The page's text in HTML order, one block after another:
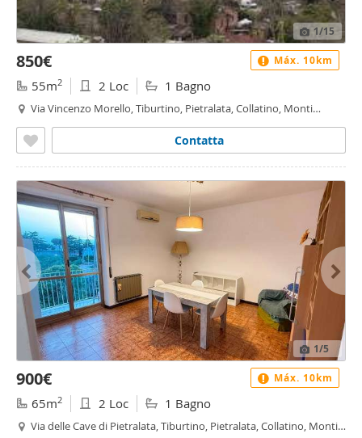
1/15
850€
55m2 2 Loc 1 Bagno
Via Vincenzo Morello, Tiburtino, Pietralata, Collatino, Monti
Contatta
Máx. 10km
1/5
900€
65m2 2 Loc 1 Bagno
Via delle Cave di Pietralata, Tiburtino, Pietralata, Collatino, Monti
Máx. 10km